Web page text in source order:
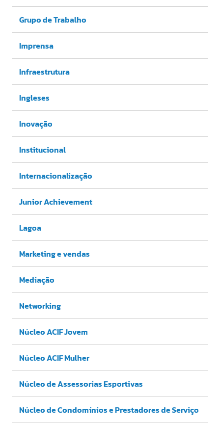
Grupo de Trabalho
Imprensa
Infraestrutura
Ingleses
Inovação
Institucional
Internacionalização
Junior Achievement
Lagoa
Marketing e vendas
Mediação
Networking
Núcleo ACIF Jovem
Núcleo ACIF Mulher
Núcleo de Assessorias Esportivas
Núcleo de Condomínios e Prestadores de Serviço